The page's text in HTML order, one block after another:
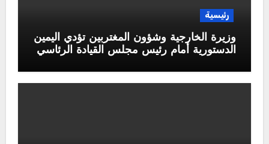
رئيسية
وزيرة الخارجية وشؤون المغتربين تؤدي اليمين
الدستورية أمام رئيس مجلس القيادة الرئاسي